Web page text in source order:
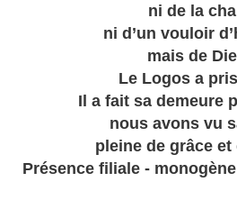
ni de la
ni d’un vouloir
mais de
Le Logos a
Il a fait sa demeure
nous avons vu
pleine de grâce et
Présence filiale -